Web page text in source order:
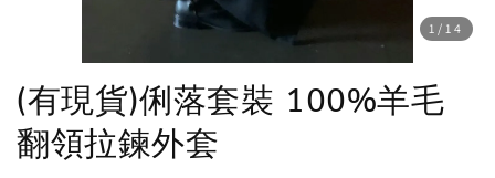
1 /14
(有現貨)俐落套裝 100%羊毛
翻領拉鍊外套